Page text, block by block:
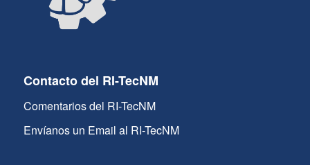
Contacto del RI-TecNM
Comentarios del RI-TecNM
Envíanos un Email al RI-TecNM